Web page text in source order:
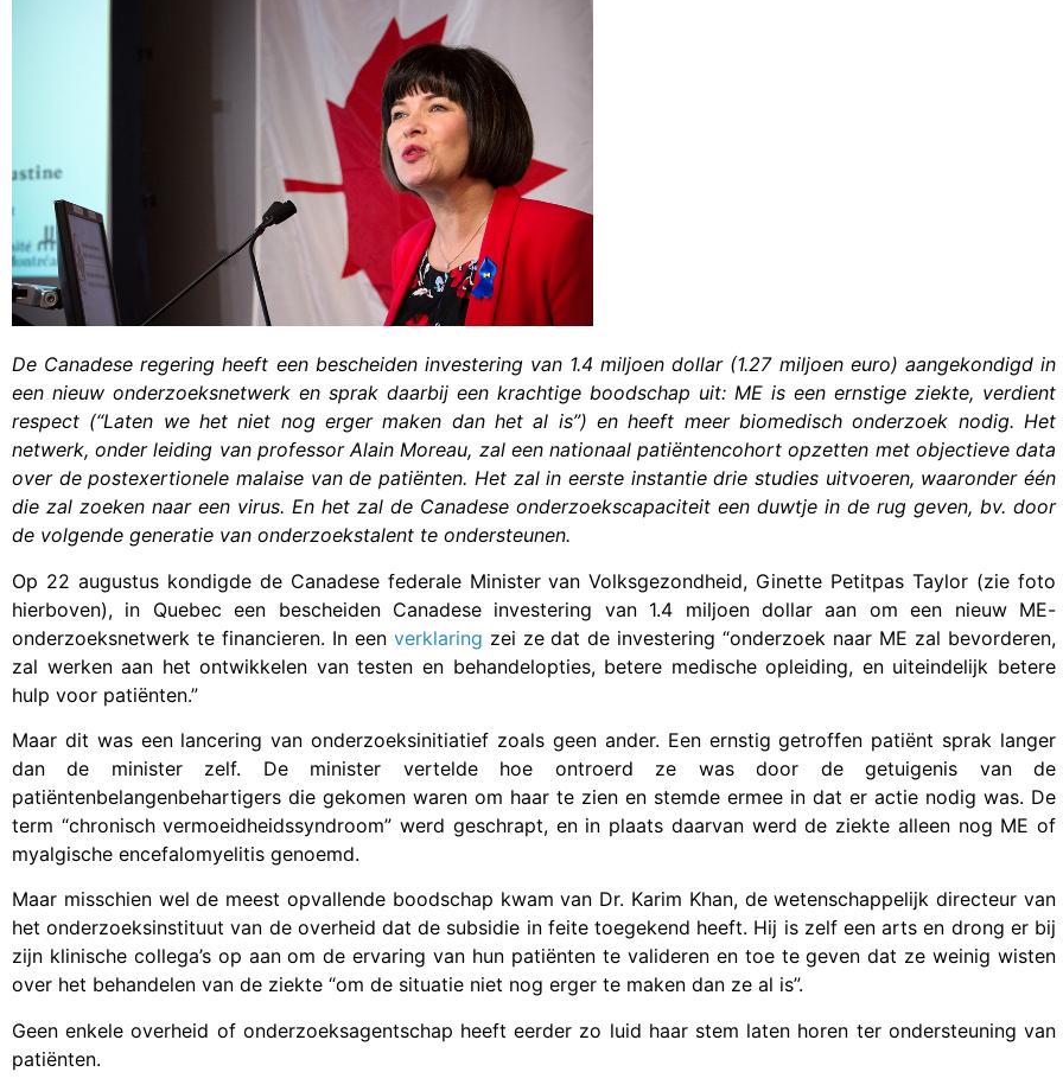
De Canadese regering heeft een bescheiden investering van 1.4 miljoen dollar (1.27 miljoen euro) aangekondigd in
een nieuw onderzoeksnetwerk en sprak daarbij een krachtige boodschap uit: ME is een ernstige ziekte, verdient
respect (“Laten we het niet nog erger maken dan het al is”) en heeft meer biomedisch onderzoek nodig. Het
netwerk, onder leiding van professor Alain Moreau, zal een nationaal patiëntencohort opzetten met objectieve data
over de postexertionele malaise van de patiënten. Het zal in eerste instantie drie studies uitvoeren, waaronder één
die zal zoeken naar een virus. En het zal de Canadese onderzoekscapaciteit een duwtje in de rug geven, bv. door
de volgende generatie van onderzoekstalent te ondersteunen.
Op 22 augustus kondigde de Canadese federale Minister van Volksgezondheid, Ginette Petitpas Taylor (zie foto
hierboven), in Quebec een bescheiden Canadese investering van 1.4 miljoen dollar aan om een nieuw ME-
onderzoeksnetwerk te financieren. In een verklaring zei ze dat de investering “onderzoek naar ME zal bevorderen,
zal werken aan het ontwikkelen van testen en behandelopties, betere medische opleiding, en uiteindelijk betere
hulp voor patiënten.”
Maar dit was een lancering van onderzoeksinitiatief zoals geen ander. Een ernstig getroffen patiënt sprak langer
dan de minister zelf. De minister vertelde hoe ontroerd ze was door de getuigenis van de
patiëntenbelangenbehartigers die gekomen waren om haar te zien en stemde ermee in dat er actie nodig was. De
term “chronisch vermoeidheidssyndroom” werd geschrapt, en in plaats daarvan werd de ziekte alleen nog ME of
myalgische encefalomyelitis genoemd.
Maar misschien wel de meest opvallende boodschap kwam van Dr. Karim Khan, de wetenschappelijk directeur van
het onderzoeksinstituut van de overheid dat de subsidie in feite toegekend heeft. Hij is zelf een arts en drong er bij
zijn klinische collega’s op aan om de ervaring van hun patiënten te valideren en toe te geven dat ze weinig wisten
over het behandelen van de ziekte “om de situatie niet nog erger te maken dan ze al is”.
Geen enkele overheid of onderzoeksagentschap heeft eerder zo luid haar stem laten horen ter ondersteuning van
patiënten.